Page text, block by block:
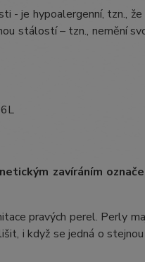
- je hypoalergenní, tzn.,
stálostí – tzn., nemění
zavíráním
pravých perel. Perly
i když se jedná o